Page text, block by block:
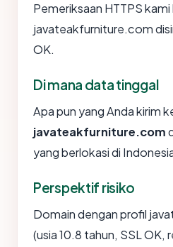
Pemeriksaan HTTPS kami
javateakfurniture.com
OK.
Di mana data tinggal
Apa pun yang Anda kirim
javateakfurniture.com
yang berlokasi di
Perspektif risiko
Domain dengan profil
(usia 10.8 tahun, SSL OK,